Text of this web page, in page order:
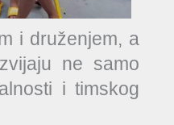
i druženjem, a
ne samo
i timskog